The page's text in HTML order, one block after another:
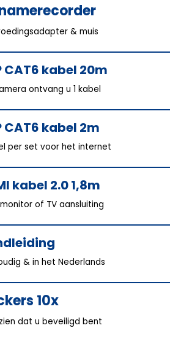
& muis
CAT6 kabel 20m
ontvang u 1 kabel
CAT6 kabel 2m
per set voor het internet
kabel 2.0 1,8m
of TV aansluiting
& in het Nederlands
10x
dat u beveiligd bent